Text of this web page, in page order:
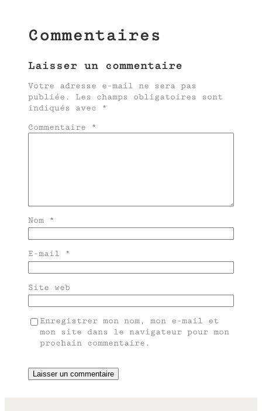
Commentaires
Laisser un commentaire
Votre adresse e-mail ne sera pas
publiée.
Les champs obligatoires sont
indiqués avec
*
Commentaire
*
Nom *
E-mail *
Site web
Enregistrer mon nom, mon e-mail et
mon site dans le navigateur pour mon
prochain commentaire.